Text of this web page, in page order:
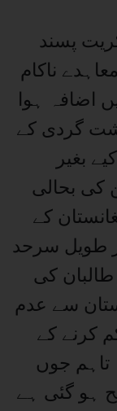
پسند
ناکام
اضافہ ہوا
گردی کے
بغیر
کی بحالی
کے
2640 کلومیٹر طویل سرحد
طالبان کی
سے عدم
کرنے کے
تاہم جوں
ہو گئی ہے